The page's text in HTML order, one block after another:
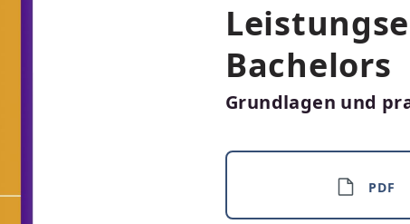
Bachelors
Grundlagen und
PDF